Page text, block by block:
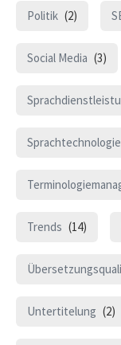
Politik (2)
Social Media (3)
Sprachtechnologie
Trends (14)
Untertitelung (2)